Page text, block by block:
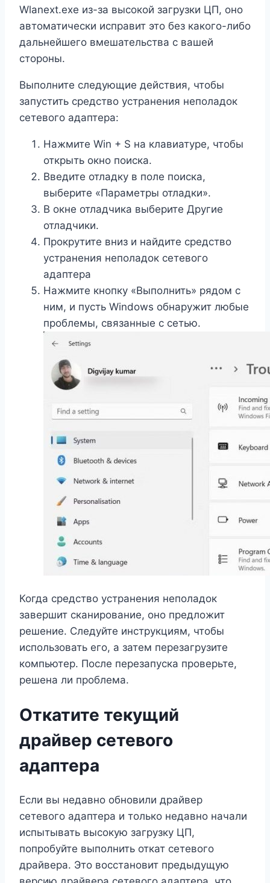
Wlanext.exe из-за высокой загрузки ЦП, оно
автоматически исправит это без какого-либо
дальнейшего вмешательства с вашей
стороны.
Выполните следующие действия, чтобы
запустить средство устранения неполадок
сетевого адаптера:
Нажмите Win + S на клавиатуре, чтобы
открыть окно поиска.
Введите отладку в поле поиска,
выберите «Параметры отладки».
В окне отладчика выберите Другие
отладчики.
Прокрутите вниз и найдите средство
устранения неполадок сетевого
адаптера
Нажмите кнопку «Выполнить» рядом с
ним, и пусть Windows обнаружит любые
проблемы, связанные с сетью.
Когда средство устранения неполадок
завершит сканирование, оно предложит
решение. Следуйте инструкциям, чтобы
использовать его, а затем перезагрузите
компьютер. После перезапуска проверьте,
решена ли проблема.
Откатите текущий
драйвер сетевого
адаптера
Если вы недавно обновили драйвер
сетевого адаптера и только недавно начали
испытывать высокую загрузку ЦП,
попробуйте выполнить откат сетевого
драйвера. Это восстановит предыдущую